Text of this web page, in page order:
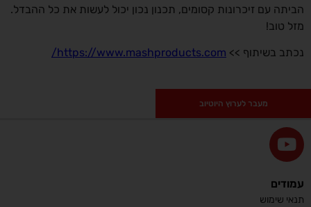
הביתה עם זיכרונות קסומים, תכנון נכון יכול לעשות את כל ההבדל.
מזל טוב!
נכתב בשיתוף >> https://www.mashproducts.com/
מעבר לערוץ היוטיוב
עמודים
תנאי שימוש